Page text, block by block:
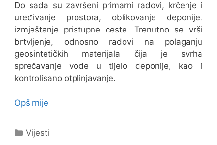
Do sada su završeni primarni radovi, krčenje i
uređivanje prostora, oblikovanje deponije,
izmještanje pristupne ceste. Trenutno se vrši
brtvljenje, odnosno radovi na polaganju
geosintetičkih materijala čija je svrha
sprečavanje vode u tijelo deponije, kao i
kontrolisano otplinjavanje.
Opširnije
Kategorije
Vijesti